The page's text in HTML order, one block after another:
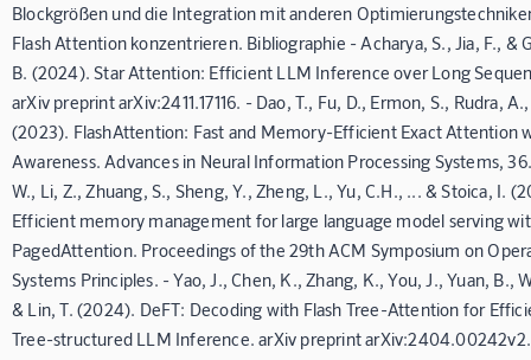
Blockgrößen und die Integration mit anderen
Flash Attention konzentrieren. Bibliographie - Acharya, S., Jia, F., &
B. (2024). Star Attention: Efficient LLM Inference over Long
arXiv preprint arXiv:2411.17116. - Dao, T., Fu, D., Ermon, S., Rudra,
(2023). FlashAttention: Fast and Memory-Efficient Exact Attention
Awareness. Advances in Neural Information Processing Systems,
W., Li, Z., Zhuang, S., Sheng, Y., Zheng, L., Yu, C.H., ... & Stoica, I.
Efficient memory management for large language model serving
PagedAttention. Proceedings of the 29th ACM Symposium on
Systems Principles. - Yao, J., Chen, K., Zhang, K., You, J., Yuan, B.,
& Lin, T. (2024). DeFT: Decoding with Flash Tree-Attention for
Tree-structured LLM Inference. arXiv preprint